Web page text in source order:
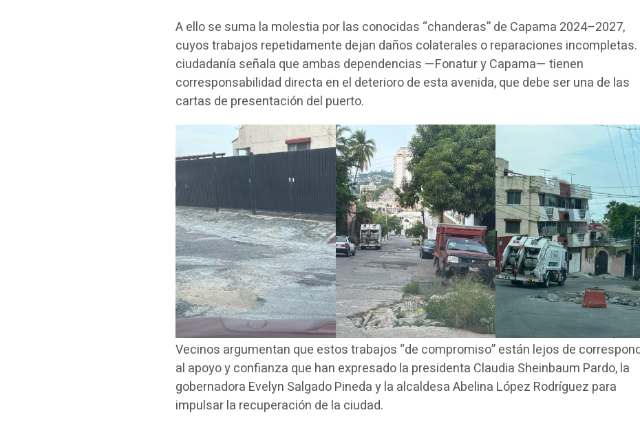
A ello se suma la molestia por las conocidas “chanderas” de Capama 2024–2027,
cuyos trabajos repetidamente dejan daños colaterales o reparaciones incompletas.
ciudadanía señala que ambas dependencias —Fonatur y Capama— tienen
corresponsabilidad directa en el deterioro de esta avenida, que debe ser una de las
cartas de presentación del puerto.
Vecinos argumentan que estos trabajos “de compromiso” están lejos de
al apoyo y confianza que han expresado la presidenta Claudia Sheinbaum Pardo, la
gobernadora Evelyn Salgado Pineda y la alcaldesa Abelina López Rodríguez para
impulsar la recuperación de la ciudad.